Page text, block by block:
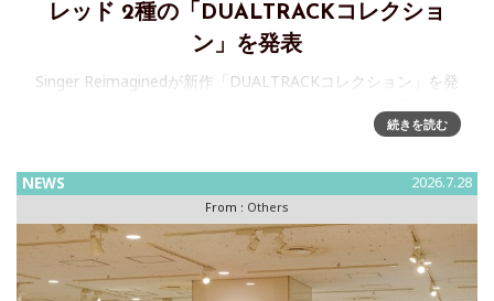
レッド 2種の「DUALTRACKコレクショ
ン」を発表
Singer Reimaginedが新作「DUALTRACKコレクション」を発
ション「DUALTRACK」のローンチを発表しました。ブラン
続きを読む
NEWS 2026.7.28
From : Others